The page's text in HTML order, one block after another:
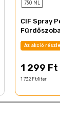
750 ML
CIF Spray
Az akció
1 299 Ft
1 732 Ft/liter